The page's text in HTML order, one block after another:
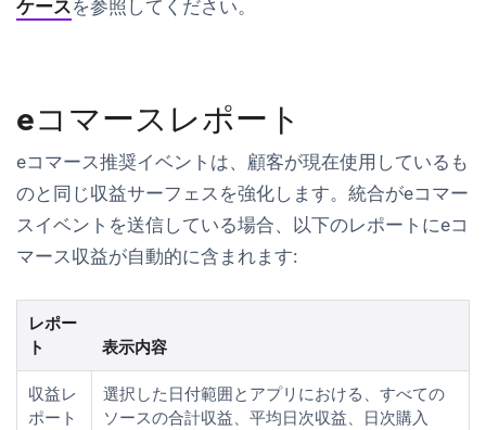
ケースを参照してください。
eコマースレポート
eコマース推奨イベントは、顧客が現在使用しているも
のと同じ収益サーフェスを強化します。統合がeコマー
スイベントを送信している場合、以下のレポートにeコ
マース収益が自動的に含まれます:
レポー
ト
表示内容
収益レ
ポート
選択した日付範囲とアプリにおける、すべての
ソースの合計収益、平均日次収益、日次購入